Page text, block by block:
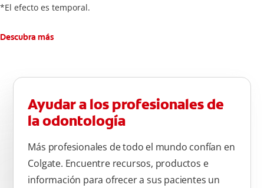
*El efecto es temporal.
Descubra más
Ayudar a los profesionales de
la odontología
Más profesionales de todo el mundo confían en
Colgate. Encuentre recursos, productos e
información para ofrecer a sus pacientes un